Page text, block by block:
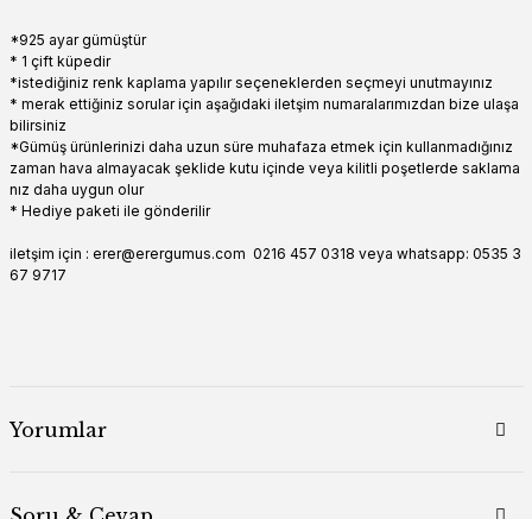
*925 ayar gümüştür
* 1 çift küpedir
*istediğiniz renk kaplama yapılır seçeneklerden seçmeyi unutmayınız
* merak ettiğiniz sorular için aşağıdaki iletşim numaralarımızdan bize ulaşa
bilirsiniz
*Gümüş ürünlerinizi daha uzun süre muhafaza etmek için kullanmadığınız
zaman hava almayacak şeklide kutu içinde veya kilitli poşetlerde saklama
nız daha uygun olur
* Hediye paketi ile gönderilir
iletşim için : erer@erergumus.com 0216 457 0318 veya whatsapp: 0535 3
67 9717
Yorumlar